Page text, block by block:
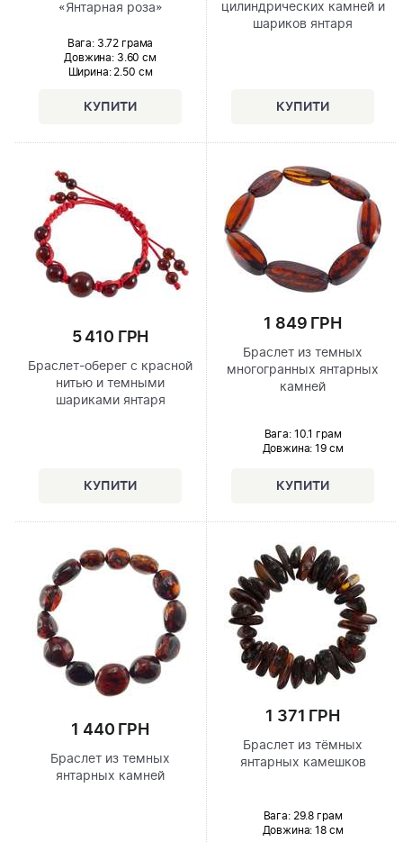
«Янтарная роза»
Вага: 3.72 грама
Довжина: 3.60 см
Ширина: 2.50 см
цилиндрических камней и
шариков янтаря
5 410 ГРН
Браслет-оберег с красной
нитью и темными
шариками янтаря
1 849 ГРН
Браслет из темных
многогранных янтарных
камней
Вага: 10.1 грам
Довжина: 19 см
1 440 ГРН
Браслет из темных
янтарных камней
1 371 ГРН
Браслет из тёмных
янтарных камешков
Вага: 29.8 грам
Довжина: 18 см